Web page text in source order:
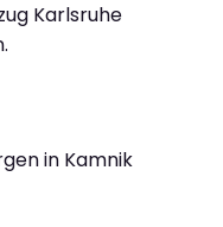
Karlsruhe
in Kamnik